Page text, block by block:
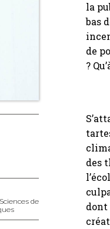
la
bas
de
?
des
dont
Sciences de